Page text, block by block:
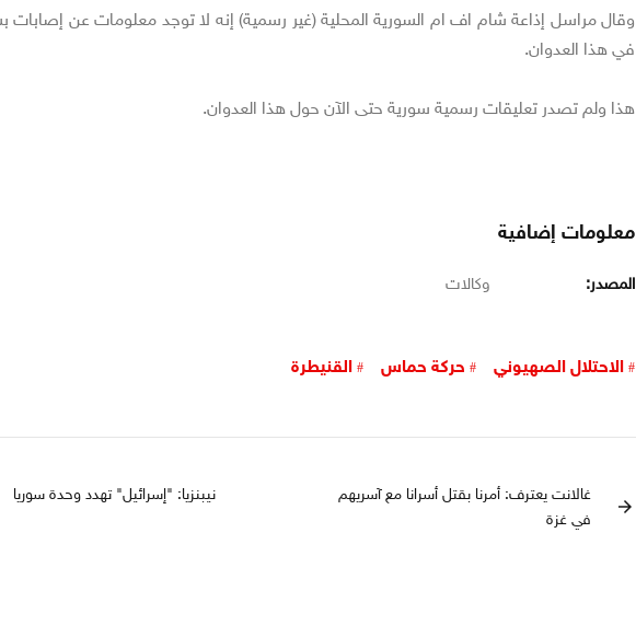
وقال مراسل إذاعة شام اف ام السورية المحلية (غير رسمية) إنه لا توجد معلومات عن إصابات
في هذا العدوان.
هذا ولم تصدر تعليقات رسمية سورية حتى الآن حول هذا العدوان.
معلومات إضافية
المصدر: وكالات
الاحتلال الصهيوني حركة حماس القنيطرة
arrow_forward
غالانت يعترف: أمرنا بقتل أسرانا مع آسريهم
في غزة
نيبنزيا: "إسرائيل" تهدد وحدة سوريا